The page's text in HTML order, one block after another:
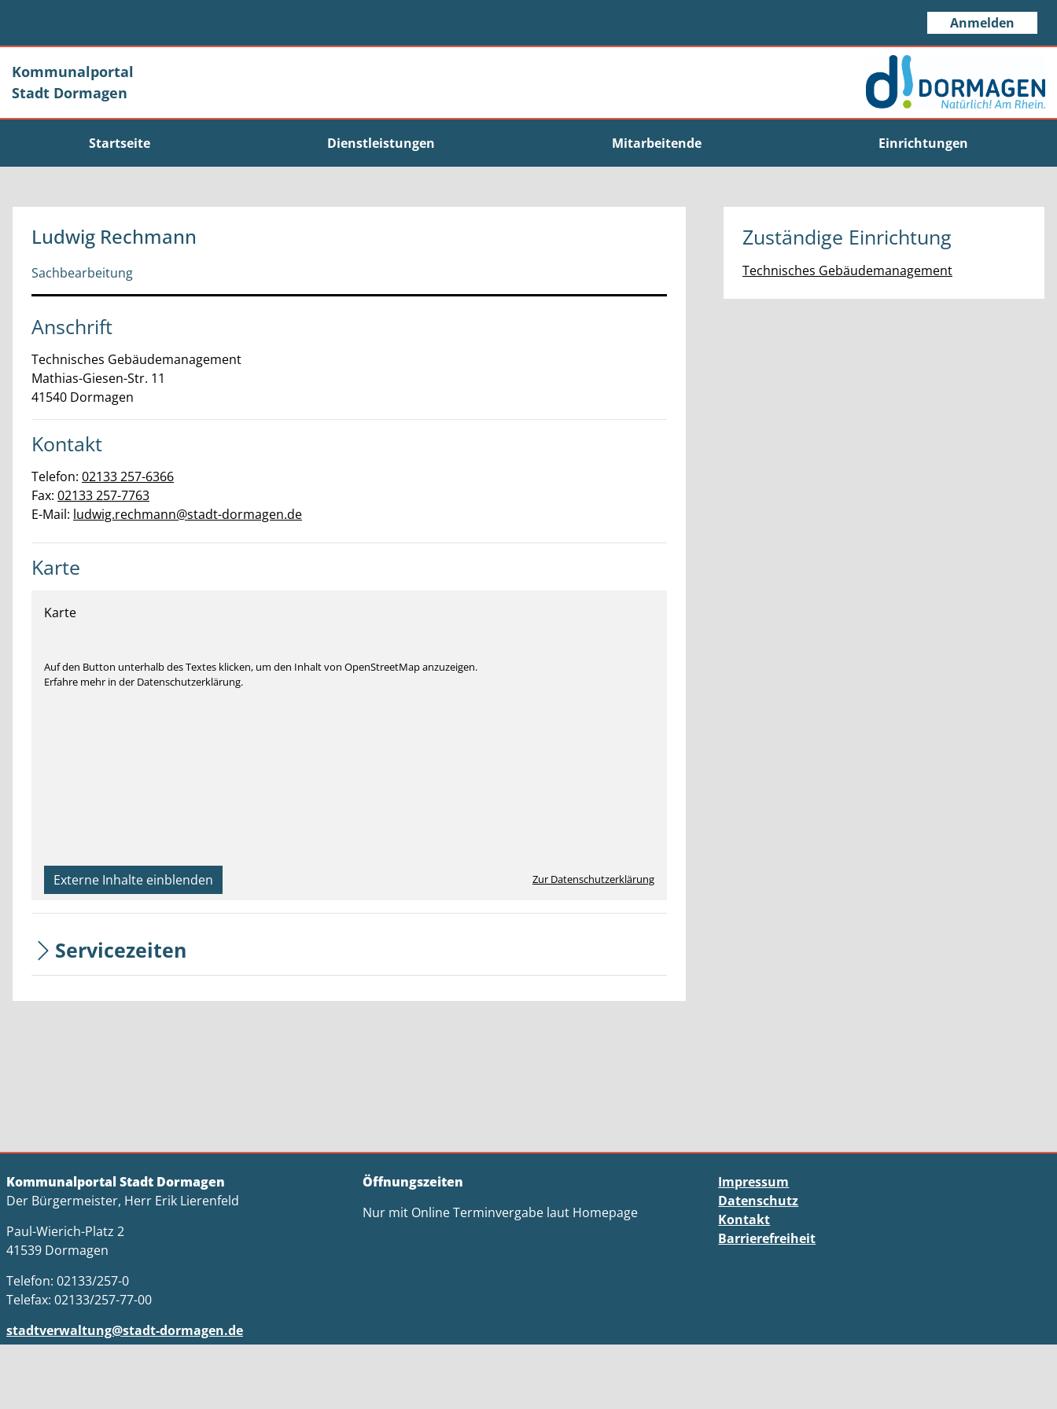
Anmelden
Kommunalportal
Stadt Dormagen
Startseite Dienstleistungen Mitarbeitende Einrichtungen
Ludwig Rechmann
Sachbearbeitung
Anschrift
Technisches Gebäudemanagement
Mathias-Giesen-Str. 11
41540 Dormagen
Kontakt
Telefon: 02133 257-6366
Fax: 02133 257-7763
E-Mail: ludwig.rechmann@stadt-dormagen.de
Karte
Karte
Auf den Button unterhalb des Textes klicken, um den Inhalt von OpenStreetMap anzuzeigen.
Erfahre mehr in der Datenschutzerklärung.
Externe Inhalte einblenden Zur Datenschutzerklärung
Servicezeiten
Zuständige Einrichtung
Technisches Gebäudemanagement
Kommunalportal Stadt Dormagen
Der Bürgermeister, Herr Erik Lierenfeld
Paul-Wierich-Platz 2
41539 Dormagen
Telefon: 02133/257-0
Telefax: 02133/257-77-00
stadtverwaltung@stadt-dormagen.de
Öffnungszeiten
Nur mit Online Terminvergabe laut Homepage
Impressum
Datenschutz
Kontakt
Barrierefreiheit